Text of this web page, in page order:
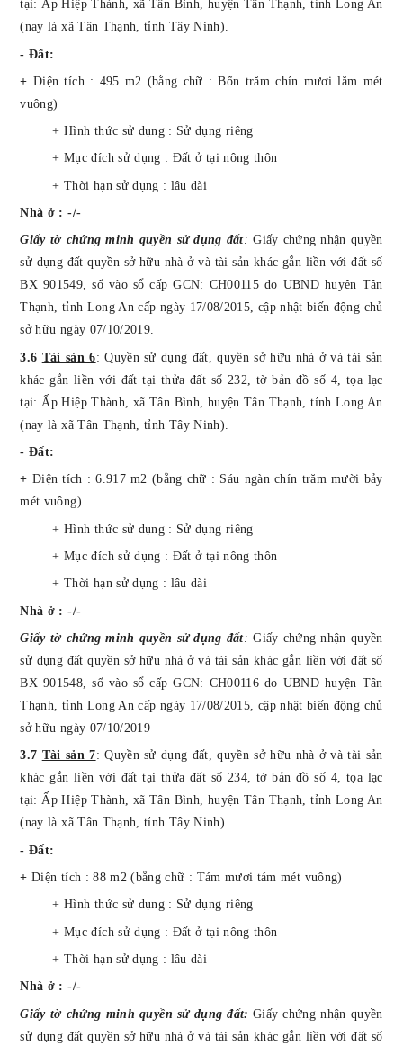
tại:Ấp Hiệp Thành, xã Tân Bình, huyện Tân Thạnh, tỉnh Long An
(nay là xã Tân Thạnh, tỉnh Tây Ninh).
- Đất:
+ Diện tích : 495 m2 (bằng chữ : Bốn trăm chín mươi lăm mét
vuông)
+ Hình thức sử dụng : Sử dụng riêng
+ Mục đích sử dụng : Đất ở tại nông thôn
+ Thời hạn sử dụng : lâu dài
Nhà ở : -/-
Giấy tờ chứng minh quyền sử dụng đất:Giấy chứng nhận quyền
sử dụng đất quyền sở hữu nhà ở và tài sản khác gắn liền với đất số
BX 901549, số vào sổ cấp GCN: CH00115 do UBND huyện Tân
Thạnh, tỉnh Long An cấp ngày 17/08/2015, cập nhật biến động chủ
sở hữu ngày 07/10/2019.
3.6 Tài sản 6:Quyền sử dụng đất , quyền sở hữu nhà ở và tài sản
khác gắn liền với đất tại thửa đất số 232, tờ bản đồ số 4, tọa lạc
tại: Ấp Hiệp Thành, xã Tân Bình, huyện Tân Thạnh, tỉnh Long An
(nay là xã Tân Thạnh, tỉnh Tây Ninh).
- Đất:
+ Diện tích : 6.917 m2 (bằng chữ : Sáu ngàn chín trăm mười bảy
mét vuông)
+ Hình thức sử dụng : Sử dụng riêng
+ Mục đích sử dụng : Đất ở tại nông thôn
+ Thời hạn sử dụng : lâu dài
Nhà ở : -/-
Giấy tờ chứng minh quyền sử dụng đất:Giấy chứng nhận quyền
sử dụng đất quyền sở hữu nhà ở và tài sản khác gắn liền với đất số
BX 901548, số vào sổ cấp GCN: CH00116 do UBND huyện Tân
Thạnh, tỉnh Long An cấp ngày 17/08/2015, cập nhật biến động chủ
sở hữu ngày 07/10/2019
3.7 Tài sản 7:Quyền sử dụng đất, quyền sở hữu nhà ở và tài sản
khác gắn liền với đất tại thửa đất số 234, tờ bản đồ số 4, tọa lạc
tại:Ấp Hiệp Thành, xã Tân Bình, huyện Tân Thạnh, tỉnh Long An
(nay là xã Tân Thạnh, tỉnh Tây Ninh).
- Đất:
+Diện tích : 88 m2 (bằng chữ : Tám mươi tám mét vuông)
+ Hình thức sử dụng : Sử dụng riêng
+ Mục đích sử dụng : Đất ở tại nông thôn
+ Thời hạn sử dụng : lâu dài
Nhà ở : -/-
Giấy tờ chứng minh quyền sử dụng đất: Giấy chứng nhận quyền
sử dụng đất quyền sở hữu nhà ở và tài sản khác gắn liền với đất số